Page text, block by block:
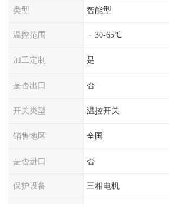
类型 智能型
温控范围 ﹣30-65℃
加工定制 是
是否出口 否
开关类型 温控开关
销售地区 全国
是否进口 否
保护设备 三相电机